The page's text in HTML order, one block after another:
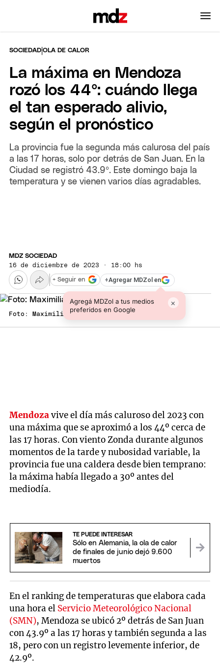
SOCIEDAD |OLA DE CALOR
La máxima en Mendoza
rozó los 44º: cuándo llega
el tan esperado alivio,
según el pronóstico
La provincia fue la segunda más calurosa del país
a las 17 horas, solo por detrás de San Juan. En la
Ciudad se registró 43.9º. Este domingo baja la
temperatura y se vienen varios días agradables.
MDZ SOCIEDAD
16 de diciembre de 2023 · 18:00 hs
+Agregar MDZol en
Agregá MDZol a tus medios
preferidos en Google
×
+ Seguir en
Foto: Maximiliano Ríos/MDZ
Mendozavive el día más caluroso del 2023 con
una máxima que se aproximó a los 44º cerca de
las 17 horas. Con viento Zonda durante algunos
momentos de la tarde y nubosidad variable, la
provincia fue una caldera desde bien temprano:
la máxima había llegado a 30º antes del
mediodía.
TE PUEDE INTERESAR
Sólo en Alemania, la ola de calor
de finales de junio dejó 9.600
muertos
En el ranking de temperaturas que elabora cada
una hora el Servicio Meteorológico Nacional
(SMN), Mendoza se ubicó 2º detrás de San Juan
con 43.9º a las 17 horas y también segunda a las
18, pero con un registro levemente inferior, de
42.9º.